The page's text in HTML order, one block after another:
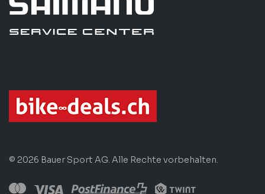
© 2026 Bauer Sport AG. Alle Rechte vorbehalten.